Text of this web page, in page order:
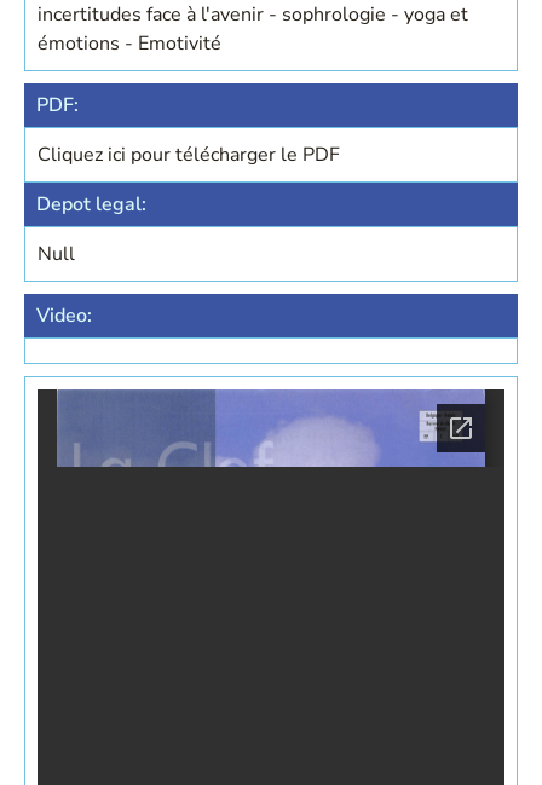
incertitudes face à l'avenir - sophrologie - yoga et
émotions - Emotivité
PDF:
Cliquez ici pour télécharger le PDF
Depot legal:
Null
Video: